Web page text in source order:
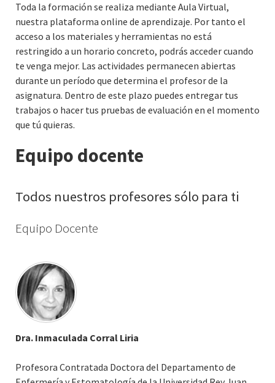
Toda la formación se realiza mediante Aula Virtual,
nuestra plataforma online de aprendizaje. Por tanto el
acceso a los materiales y herramientas no está
restringido a un horario concreto, podrás acceder cuando
te venga mejor. Las actividades permanecen abiertas
durante un período que determina el profesor de la
asignatura. Dentro de este plazo puedes entregar tus
trabajos o hacer tus pruebas de evaluación en el momento
que tú quieras.
Equipo docente
Todos nuestros profesores sólo para ti
Equipo Docente
Dra. Inmaculada Corral Liria
Profesora Contratada Doctora del Departamento de